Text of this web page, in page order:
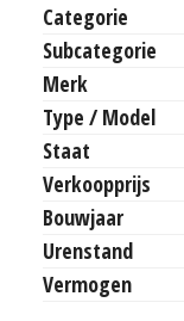
Categorie
Subcategorie
Merk
Type / Model
Staat
Verkoopprijs
Bouwjaar
Urenstand
Vermogen